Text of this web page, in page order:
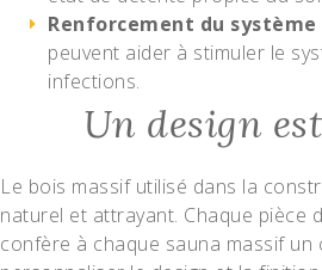
Renforcement du
peuvent aider à stimuler le
infections.
Un design
Le bois massif utilisé dans la
naturel et attrayant. Chaque pièce
confère à chaque sauna massif